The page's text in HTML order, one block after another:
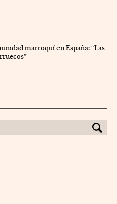
marroquí en España: “Las